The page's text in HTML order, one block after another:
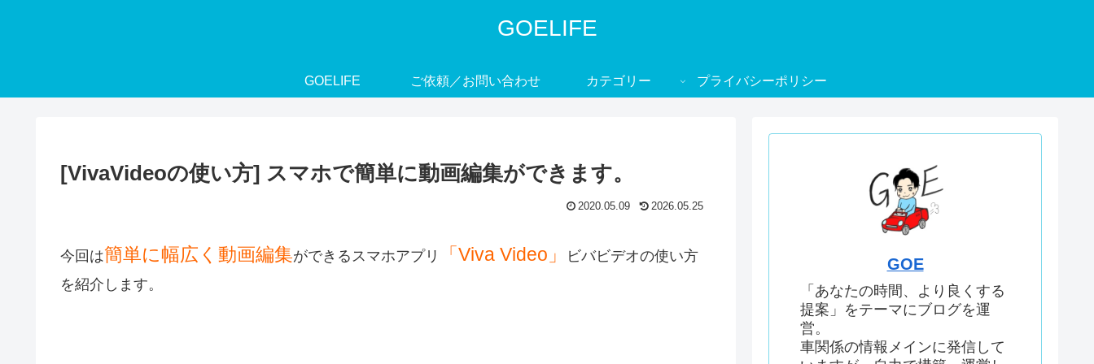
GOELIFE
GOELIFE ご依頼／お問い合わせ カテゴリー プライバシーポリシー
[VivaVideoの使い方] スマホで簡単に動画編集ができます。
2020.05.09 2026.05.25
今回は簡単に幅広く動画編集ができるスマホアプリ 「Viva Video」
ビバビデオの使い方
を紹介します。
GOE
「あなたの時間、より良くする
提案」をテーマにブログを運
営。
車関係の情報メインに発信して